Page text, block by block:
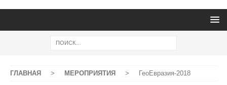
ГЛАВНАЯ > МЕРОПРИЯТИЯ > ГеоЕвразия-2018